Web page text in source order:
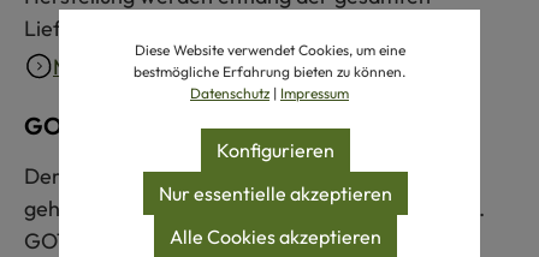
Lieferkette verantwortungsvoll kontrolliert.
Mehr erfahren
GOTS zertifiziert
Der Global Organic Textile Standard (GOTS)
gehört zu den weltweit strengsten Textilsiegeln.
GOTS-zertifizierte Produkte bestehen zu
Diese Website verwendet Cookies, um eine
bestmögliche Erfahrung bieten zu können.
Datenschutz | Impressum
Nur essentielle akzeptieren
Konfigurieren
Alle Cookies akzeptieren